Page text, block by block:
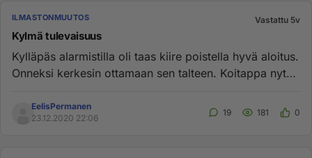
ILMASTONMUUTOS Vastattu 5v
Kylmä tulevaisuus
Kylläpäs alarmistilla oli taas kiire poistella hyvä aloitus.
Onneksi kerkesin ottamaan sen talteen. Koitappa nyt
EelisPermanen
23.12.2020 22:06
19 181 0